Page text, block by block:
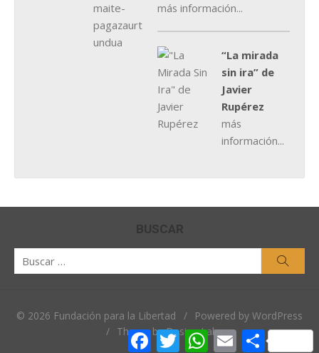
más información...
“La mirada
sin ira” de
Javier
Rupérez
más
información...
BUSCAR
© 2026 Fundación para la Libertad /
Powered by WordPress
/ Theme by Design Lab
Facebook
TwitterWhatsApp
EmailCompartir